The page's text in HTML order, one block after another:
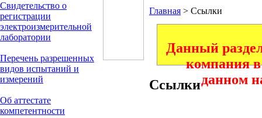
Свидетельство о
регистрации
электроизмерительной
лаборатории
Перечень разрешенных
видов испытаний и
измерений
Об аттестате
компетентности
Главная > Ссылки
Данный
компания
данном
Ссылки